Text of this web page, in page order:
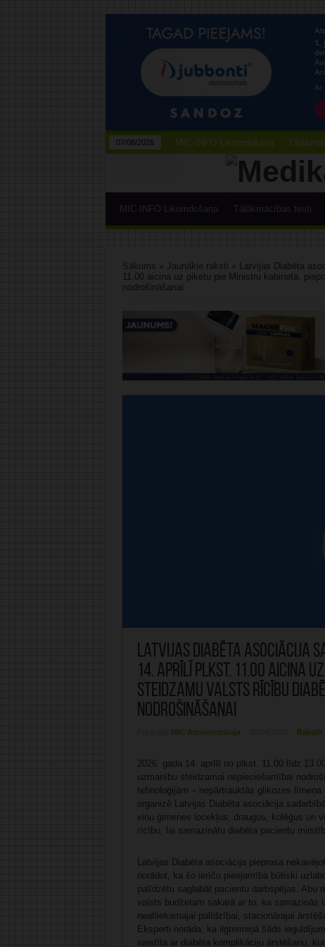
07/08/2026 MIC-INFO Likumdošana
MIC-INFO Likumdošana Tālākmācības testi
Sākums » Jaunākie raksti » Latvijas Diabēta
11.00 aicina uz piketu pie Ministru kabineta,
nodrošināšanai
Latvijas Diabēta asociācija
14. aprīlī plkst. 11.00 aicina
steidzamu valsts rīcību
nodrošināšanai
MIC Administrācija Rakstīt
2026. gada 14. aprīlī no plkst. 11.00 līdz
uzmanību steidzamai nepieciešamībai
tehnoloģijām – nepārtrauktās glikozes
organizē Latvijas Diabēta asociācija
viņu ģimenes locekļus, draugus, kolēģus un
rīcību, lai samazinātu diabēta pacientu
Latvijas Diabēta asociācija pieprasa
norādot, ka šo ierīču pieejamība būtiski
palīdzētu saglabāt pacientu darbspējas. Abu
valsts budžetam sakarā ar to, ka samazinās
neatliekamajai palīdzībai, stacionārajai
Eksperti norāda, ka ilgtermiņā šāds
saistīta ar diabēta komplikāciju ārstēšanu,